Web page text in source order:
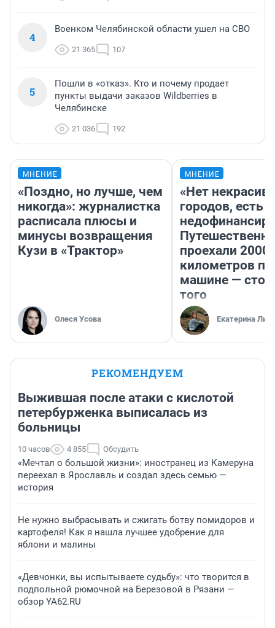
4
Военком Челябинской области ушел на СВО
21 365 107
5
Пошли в «отказ». Кто и почему продает
пункты выдачи заказов Wildberries в
Челябинске
21 036 192
МНЕНИЕ
«Поздно, но лучше, чем
никогда»: журналистка
расписала плюсы и
минусы возвращения
Кузи в «Трактор»
Олеся Усова
МНЕНИЕ
«Нет
городов, есть
проехали 2000
километров по
машине —
того
Екатерина
РЕКОМЕНДУЕМ
Выжившая после атаки с кислотой
петербурженка выписалась из
больницы
10 часов 4 855 Обсудить
«Мечтал о большой жизни»: иностранец из Камеруна
переехал в Ярославль и создал здесь семью —
история
Не нужно выбрасывать и сжигать ботву помидоров и
картофеля! Как я нашла лучшее удобрение для
яблони и малины
«Девчонки, вы испытываете судьбу»: что творится в
подпольной рюмочной на Березовой в Рязани —
обзор YA62.RU